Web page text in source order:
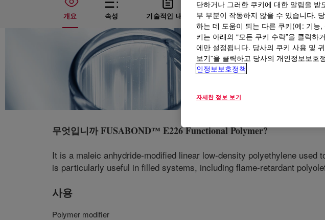
개요 속성 기술적인 내용 샘플 옵션 구매 옵션
무엇입니까FUSABOND™ E226 Functional Polymer?
It is a maleic anhydride-modified linear low-density polyethylene
is particularly useful in filled systems, including flame-retardant
사용
Polymer modifier
단하거나 그러한 쿠키에 대한 알림을
부 부분이 작동하지 않을 수 있습니다.
하는 데 도움이 되는 다른 쿠키(예: 기능
키는 아래의 “모든 쿠키 수락”을 클릭
에만 설정됩니다. 당사의 쿠키 사용 및
보기”을 클릭하고 당사의 개인정보보호
인정보보호정책
자세한 정보 보기